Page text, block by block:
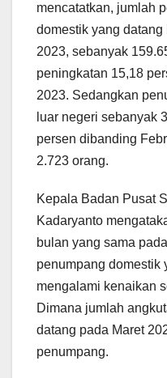
mencatatkan, jumlah
domestik yang
2023, sebanyak
peningkatan 15,18
2023. Sedangkan
luar negeri sebanyak
persen dibanding
2.723 orang.
Kepala Badan Pusat
Kadaryanto
bulan yang sama
penumpang domestik
mengalami kenaikan
Dimana jumlah
datang pada Maret
penumpang.